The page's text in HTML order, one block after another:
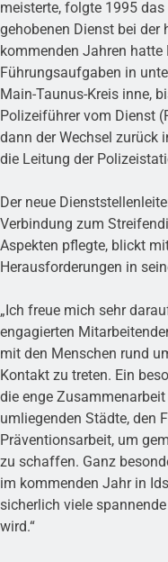
meisterte, folgte 1995
gehobenen Dienst bei der
kommenden Jahren
Führungsaufgaben in
Main-Taunus-Kreis inne,
Polizeiführer vom Dienst
dann der Wechsel zurück
die Leitung der
Der neue
Verbindung zum
Aspekten pflegte, blickt
Herausforderungen in
„Ich freue mich sehr
engagierten
mit den Menschen rund
Kontakt zu treten. Ein
die enge
umliegenden Städte, den
Präventionsarbeit, um
zu schaffen. Ganz
im kommenden Jahr in
sicherlich viele
wird.“